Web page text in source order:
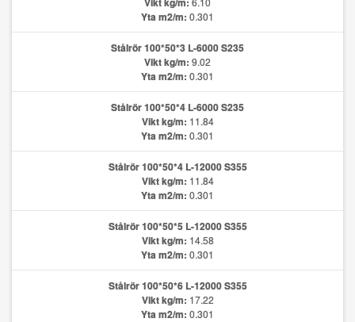
Yta m2/m: 0.301
Stålrör 100*50*3 L-6000 S235
Vikt kg/m: 9.02
Yta m2/m: 0.301
Stålrör 100*50*4 L-6000 S235
Vikt kg/m: 11.84
Yta m2/m: 0.301
Stålrör 100*50*4 L-12000 S355
Vikt kg/m: 11.84
Yta m2/m: 0.301
Stålrör 100*50*5 L-12000 S355
Vikt kg/m: 14.58
Yta m2/m: 0.301
Stålrör 100*50*6 L-12000 S355
Vikt kg/m: 17.22
Yta m2/m: 0.301